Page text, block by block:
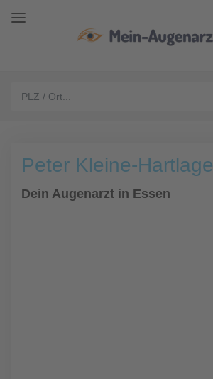
Peter Kleine-Hartlage
Dein Augenarzt in Essen